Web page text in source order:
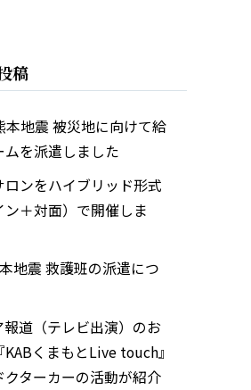
稿
本地震 被災地に向けて給
ムを派遣しました
ロンをハイブリッド形式
ン＋対面）で開催しま
地震 救護班の派遣につ
報道（テレビ出演）のお
くまもとLive touch』
クターカーの活動が紹介